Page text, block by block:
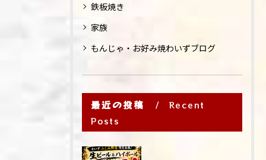
鉄板焼き
家族
もんじゃ・お好み焼わいずブログ
最近の投稿
Recent
Posts